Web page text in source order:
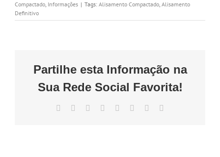
Compactado, Informações | Tags: Alisamento Compactado, Alisamento
Definitivo
Partilhe esta Informação na
Sua Rede Social Favorita!
Facebook Reddit LinkedIn
TumblrPinterest